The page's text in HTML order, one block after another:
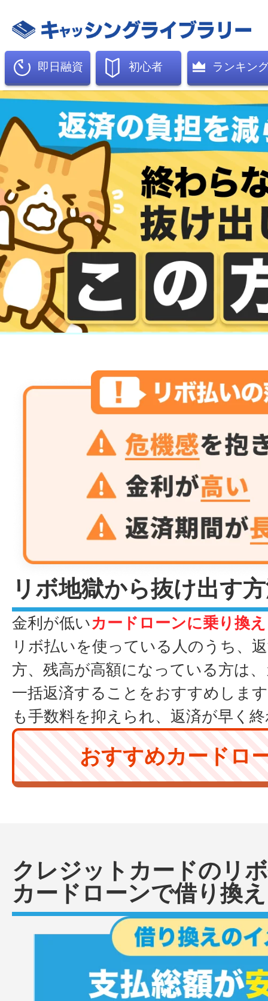
即日融資 初心者 ランキン
リボ地獄から抜け出す
金利が低いカードローンに乗り換
リボ払いを使っている人のうち、
方、残高が高額になっている方は
一括返済することをおすすめしま
も手数料を抑えられ、返済が早く
おすすめカードロ
クレジットカードのリ
カードローンで借り換